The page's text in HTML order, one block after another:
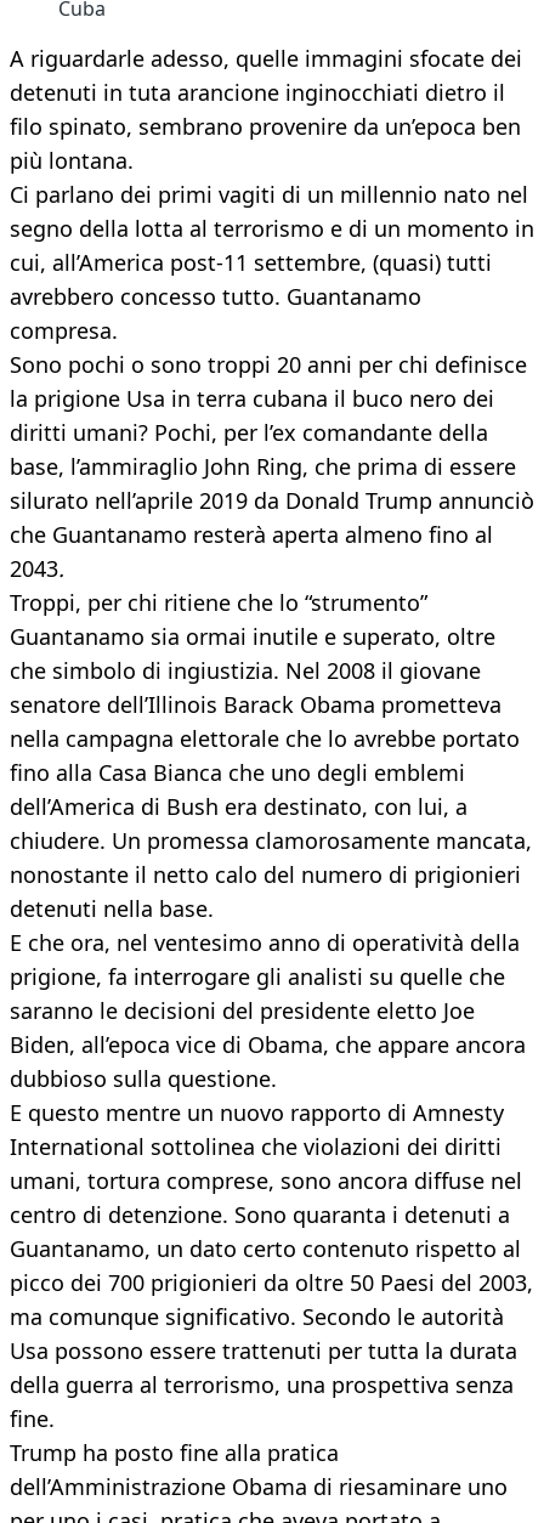
Cuba
A riguardarle adesso, quelle immagini sfocate dei
detenuti in tuta arancione inginocchiati dietro il
filo spinato, sembrano provenire da un’epoca ben
più lontana.
Ci parlano dei primi vagiti di un millennio nato nel
segno della lotta al terrorismo e di un momento in
cui, all’America post-11 settembre, (quasi) tutti
avrebbero concesso tutto. Guantanamo
compresa.
Sono pochi o sono troppi 20 anni per chi definisce
la prigione Usa in terra cubana il buco nero dei
diritti umani? Pochi, per l’ex comandante della
base, l’ammiraglio John Ring, che prima di essere
silurato nell’aprile 2019 da Donald Trump annunciò
che Guantanamo resterà aperta almeno fino al
2043.
Troppi, per chi ritiene che lo “strumento”
Guantanamo sia ormai inutile e superato, oltre
che simbolo di ingiustizia. Nel 2008 il giovane
senatore dell’Illinois Barack Obama prometteva
nella campagna elettorale che lo avrebbe portato
fino alla Casa Bianca che uno degli emblemi
dell’America di Bush era destinato, con lui, a
chiudere. Un promessa clamorosamente mancata,
nonostante il netto calo del numero di prigionieri
detenuti nella base.
E che ora, nel ventesimo anno di operatività della
prigione, fa interrogare gli analisti su quelle che
saranno le decisioni del presidente eletto Joe
Biden, all’epoca vice di Obama, che appare ancora
dubbioso sulla questione.
E questo mentre un nuovo rapporto di Amnesty
International sottolinea che violazioni dei diritti
umani, tortura comprese, sono ancora diffuse nel
centro di detenzione. Sono quaranta i detenuti a
Guantanamo, un dato certo contenuto rispetto al
picco dei 700 prigionieri da oltre 50 Paesi del 2003,
ma comunque significativo. Secondo le autorità
Usa possono essere trattenuti per tutta la durata
della guerra al terrorismo, una prospettiva senza
fine.
Trump ha posto fine alla pratica
dell’Amministrazione Obama di riesaminare uno